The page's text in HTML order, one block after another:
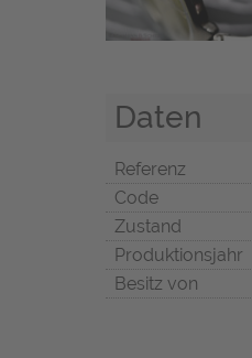
Daten
Referenz
Code
Zustand
Produktionsjahr
Besitz von